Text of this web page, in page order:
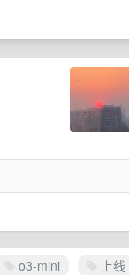
o3-mini 上线